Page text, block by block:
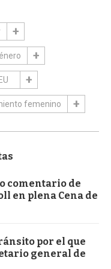
femenino
comentario de
en plena Cena de
por el que
general de